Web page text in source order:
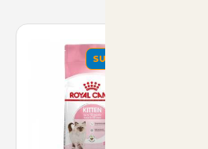
SUMMER